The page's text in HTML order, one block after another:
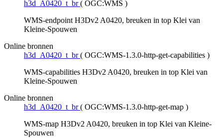
h3d_A0420_t_br ( OGC:WMS )
WMS-endpoint H3Dv2 A0420, breuken in top Klei van
Kleine-Spouwen
Online bronnen
h3d_A0420_t_br ( OGC:WMS-1.3.0-http-get-capabilities )
WMS-capabilities H3Dv2 A0420, breuken in top Klei van
Kleine-Spouwen
Online bronnen
h3d_A0420_t_br ( OGC:WMS-1.3.0-http-get-map )
WMS-map H3Dv2 A0420, breuken in top Klei van Kleine-
Spouwen